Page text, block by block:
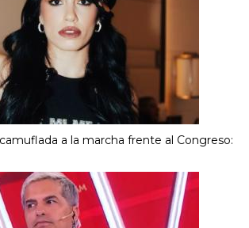
a la marcha frente al Congreso: